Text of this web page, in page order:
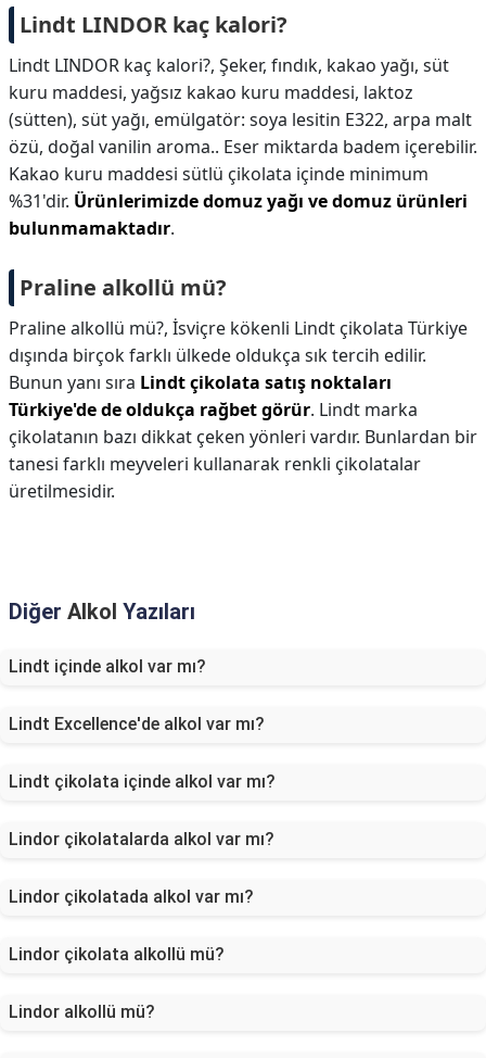
Lindt LINDOR kaç kalori?
Lindt LINDOR kaç kalori?, Şeker, fındık, kakao yağı, süt
kuru maddesi, yağsız kakao kuru maddesi, laktoz
(sütten), süt yağı, emülgatör: soya lesitin E322, arpa malt
özü, doğal vanilin aroma.. Eser miktarda badem içerebilir.
Kakao kuru maddesi sütlü çikolata içinde minimum
%31'dir. Ürünlerimizde domuz yağı ve domuz ürünleri
bulunmamaktadır.
Praline alkollü mü?
Praline alkollü mü?, İsviçre kökenli Lindt çikolata Türkiye
dışında birçok farklı ülkede oldukça sık tercih edilir.
Bunun yanı sıra Lindt çikolata satış noktaları
Türkiye'de de oldukça rağbet görür. Lindt marka
çikolatanın bazı dikkat çeken yönleri vardır. Bunlardan bir
tanesi farklı meyveleri kullanarak renkli çikolatalar
üretilmesidir.
Diğer Alkol Yazıları
Lindt içinde alkol var mı?
Lindt Excellence'de alkol var mı?
Lindt çikolata içinde alkol var mı?
Lindor çikolatalarda alkol var mı?
Lindor çikolatada alkol var mı?
Lindor çikolata alkollü mü?
Lindor alkollü mü?